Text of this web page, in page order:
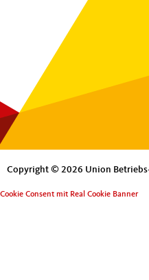
Copyright © 2026 Union
Cookie Consent mit Real Cookie Banner